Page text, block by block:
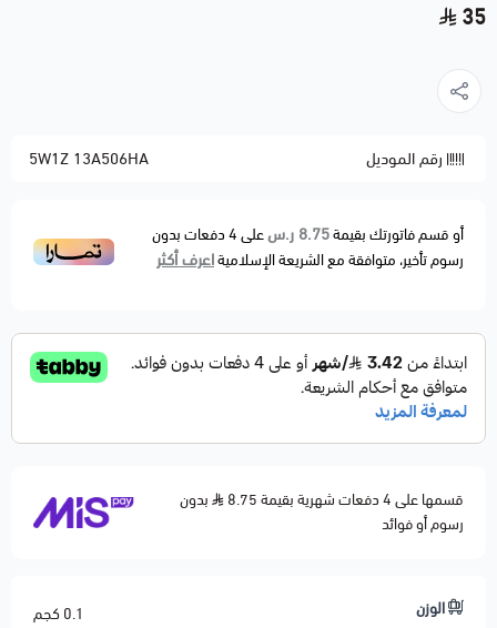
35
رقم الموديل 5W1Z 13A506HA
أو قسم فاتورتك بقيمة8.75 ر.س على4دفعات بدون
رسوم تأخير، متوافقة مع الشريعة الإسلاميةاعرف أكثر
قسمها على 4 دفعات شهرية بقيمة 8.75
بدون
رسوم أو فوائد
الوزن 0.1 كجم